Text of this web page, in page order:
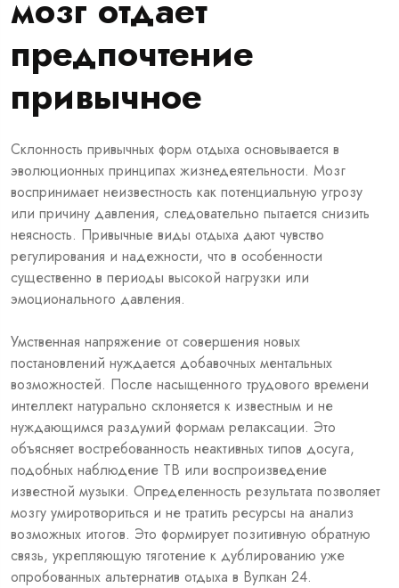
мозг отдает
предпочтение
привычное
Склонность привычных форм отдыха основывается в
эволюционных принципах жизнедеятельности. Мозг
воспринимает неизвестность как потенциальную угрозу
или причину давления, следовательно пытается снизить
неясность. Привычные виды отдыха дают чувство
регулирования и надежности, что в особенности
существенно в периоды высокой нагрузки или
эмоционального давления.
Умственная напряжение от совершения новых
постановлений нуждается добавочных ментальных
возможностей. После насыщенного трудового времени
интеллект натурально склоняется к известным и не
нуждающимся раздумий формам релаксации. Это
объясняет востребованность неактивных типов досуга,
подобных наблюдение ТВ или воспроизведение
известной музыки. Определенность результата позволяет
мозгу умиротвориться и не тратить ресурсы на анализ
возможных итогов. Это формирует позитивную обратную
связь, укрепляющую тяготение к дублированию уже
опробованных альтернатив отдыха в Вулкан 24.